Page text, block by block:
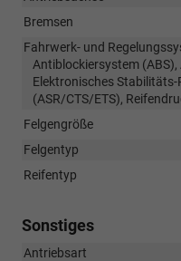
Bremsen
Fahrwerk- und
Antiblockiersystem
Elektronisches
(ASR/CTS/ETS),
Felgengröße
Felgentyp
Reifentyp
Sonstiges
Antriebsart